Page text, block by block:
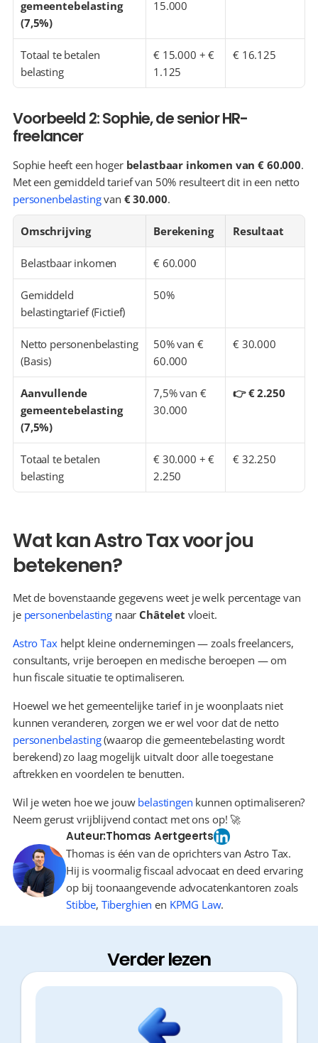
gemeentebelasting
(7,5%)
15.000
Totaal te betalen
belasting
€ 15.000 + €
1.125
€ 16.125
Voorbeeld 2: Sophie, de senior HR-
freelancer
Sophie heeft een hoger belastbaar inkomen van € 60.000.
personenbelasting van € 30.000.
Omschrijving Berekening Resultaat
Belastbaar inkomen € 60.000
Gemiddeld
belastingtarief (Fictief)
50%
Netto personenbelasting
(Basis)
50% van €
60.000
€ 30.000
Aanvullende
gemeentebelasting
(7,5%)
7,5% van €
30.000
👉 € 2.250
Totaal te betalen
belasting
€ 30.000 + €
2.250
€ 32.250
Wat kan Astro Tax voor jou
betekenen?
Met de bovenstaande gegevens weet je welk percentage van
je personenbelasting naar Châtelet vloeit.
Astro Tax helpt kleine ondernemingen — zoals freelancers,
consultants, vrije beroepen en medische beroepen — om
hun fiscale situatie te optimaliseren.
Hoewel we het gemeentelijke tarief in je woonplaats niet
personenbelasting (waarop die gemeentebelasting wordt
berekend) zo laag mogelijk uitvalt door alle toegestane
aftrekken en voordelen te benutten.
Wil je weten hoe we jouw belastingen kunnen optimaliseren?
Neem gerust vrijblijvend contact met ons op! 🚀
Auteur:Thomas Aertgeerts
Thomas is één van de oprichters van Astro Tax.
Hij is voormalig fiscaal advocaat en deed ervaring
op bij toonaangevende advocatenkantoren zoals
Stibbe, Tiberghien en KPMG Law.
Verder lezen